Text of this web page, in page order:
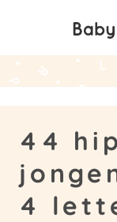
44
4